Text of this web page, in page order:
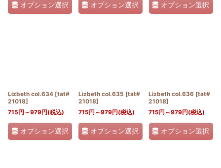
オプション選択 オプション選択 オプション選択
Lizbeth col.634 [tat#
21018]
715円 ～979円(税込)
オプション選択
Lizbeth col.635 [tat#
21018]
715円 ～979円(税込)
オプション選択
Lizbeth col.636 [tat#
21018]
715円 ～979円(税込)
オプション選択